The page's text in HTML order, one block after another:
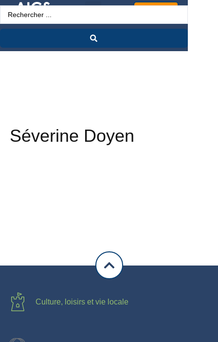
Séverine Doyen
Culture, loisirs et vie locale